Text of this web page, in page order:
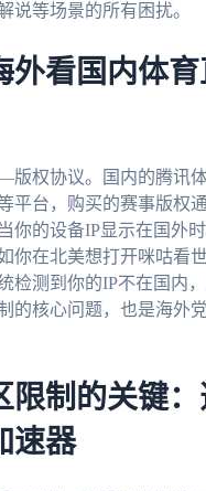
说等场景的所有困扰。
外看国内体
权协议。国内的腾讯
平台，购买的赛事版权
你的设备IP显示在国外
你在北美想打开咪咕看
检测到你的IP不在国内，
的核心问题，也是海外
限制的关键
速器